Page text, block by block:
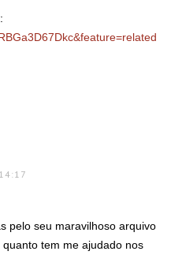
pelo seu maravilhoso arquivo
tem me ajudado nos